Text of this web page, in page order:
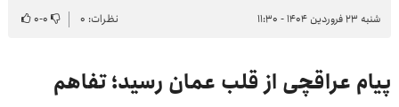
شنبه ۲۳ فروردین ۱۴۰۴ - ۱۱:۳۰
نظرات: ۰ ۰-۰
پیام عراقچی از قلب عمان رسید؛ تفاهم